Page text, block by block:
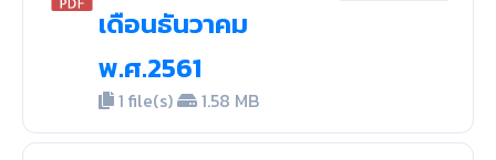
เดือนธันวาคม
พ.ศ.2561
1 file(s) 1.58 MB